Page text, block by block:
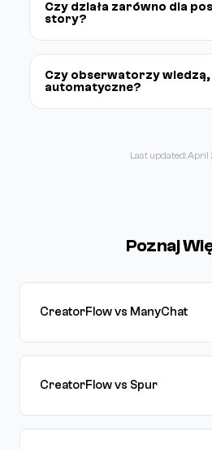
Czy działa zarówno dla
story?
Czy obserwatorzy wiedzą,
automatyczne?
Last updated:
Poznaj
CreatorFlow vs ManyChat
CreatorFlow vs Spur